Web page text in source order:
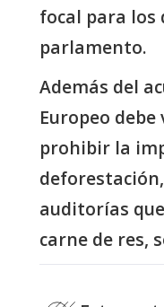
focal para los
parlamento.
Además del
Europeo
prohibir la
auditorías
carne de res,